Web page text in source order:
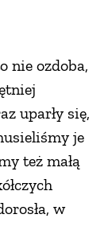
nie ozdoba,
uparły się,
je
też małą
w